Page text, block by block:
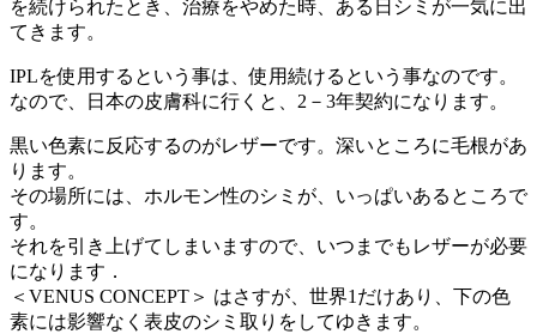
を続けられたとき、治療をやめた時、ある日シミが一気に出
てきます。
IPLを使用するという事は、使用続けるという事なのです。
なので、日本の皮膚科に行くと、2－3年契約になります。
黒い色素に反応するのがレザーです。深いところに毛根があ
ります。
その場所には、ホルモン性のシミが、いっぱいあるところで
す。
それを引き上げてしまいますので、いつまでもレザーが必要
になります．
＜VENUS CONCEPT＞ はさすが、世界1だけあり、下の色
素には影響なく表皮のシミ取りをしてゆきます。